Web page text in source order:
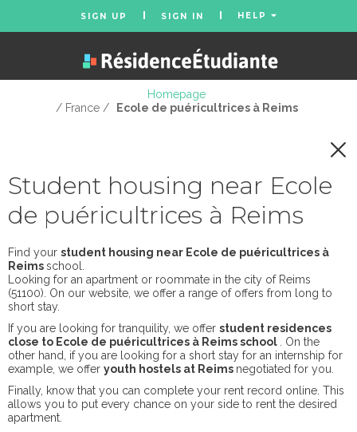
SIGN UP SIGN IN HELP
Homepage
/ France /
Ecole de puéricultrices à Reims
Student housing near Ecole
de puéricultrices à Reims
Find your student housing near Ecole de puéricultrices à
Reimsschool.
Looking for an apartment or roommate in the city of Reims
(51100). On our website, we offer a range of offers from long to
short stay.
If you are looking for tranquility, we offer student residences
close to Ecole de puéricultrices à Reims school
. On the
other hand, if you are looking for a short stay for an internship for
example, we offer youth hostels at Reims negotiated for you.
Finally, know that you can complete your rent record online. This
allows you to put every chance on your side to rent the desired
apartment.